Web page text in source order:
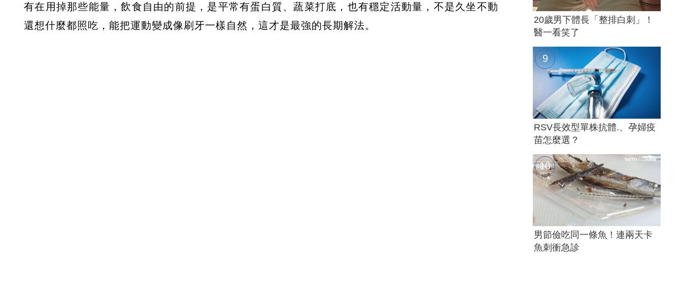
有在用掉那些能量，飲食自由的前提，是平常有蛋白質、蔬菜打底，也有穩定活動量，不是久坐不動
還想什麼都照吃，能把運動變成像刷牙一樣自然，這才是最強的長期解法。
20歲男下體長「整排白刺」！
醫一看笑了
RSV長效型單株抗體.、孕婦疫
苗怎麼選？
男節儉吃同一條魚！連兩天卡
魚刺衝急診